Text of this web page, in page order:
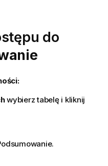
do
wybierz tabelę i kliknij